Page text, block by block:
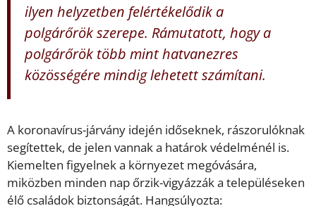
ilyen helyzetben felértékelődik a
polgárőrök szerepe. Rámutatott, hogy a
polgárőrök több mint hatvanezres
közösségére mindig lehetett számítani.
A koronavírus-járvány idején időseknek, rászorulóknak
segítettek, de jelen vannak a határok védelménél is.
Kiemelten figyelnek a környezet megóvására,
miközben minden nap őrzik-vigyázzák a településeken
élő családok biztonságát. Hangsúlyozta: